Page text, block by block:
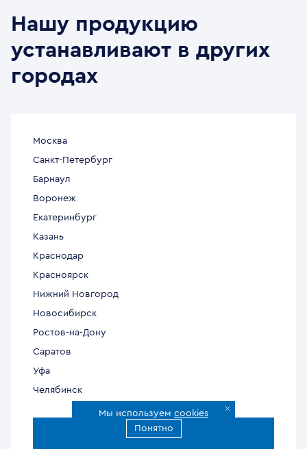
Нашу продукцию
устанавливают в других
городах
Москва
Санкт-Петербург
Барнаул
Воронеж
Екатеринбург
Казань
Краснодар
Красноярск
Нижний Новгород
Новосибирск
Ростов-на-Дону
Саратов
Уфа
Челябинск
Все города доставки
Мы используем cookies
Понятно